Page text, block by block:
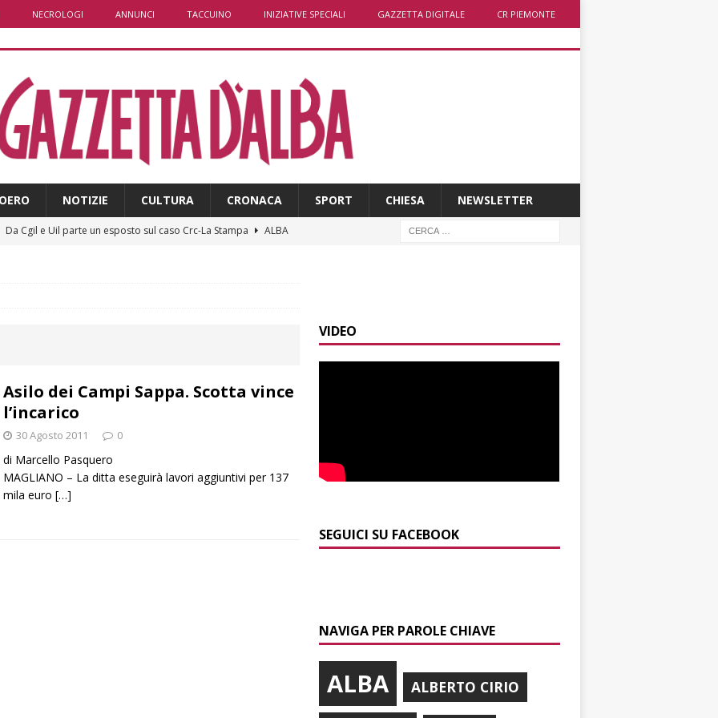
NECROLOGI ANNUNCI TACCUINO INIZIATIVE SPECIALI GAZZETTA DIGITALE CR PIEMONTE
NOTIZIE CULTURA CRONACA SPORT CHIESA NEWSLETTER
Da Cgil e Uil parte un esposto sul caso Crc-La Stampa
ALBA
Rotary Club Bra: arriva il “Premio per l’Eccellenza”
Caso Galeasso in Comune ad Alba, per la Lega le dimissioni
Asilo dei Campi Sappa. Scotta vince
l’incarico
30 Agosto 2011 0
di Marcello Pasquero
MAGLIANO – La ditta eseguirà lavori aggiuntivi per 137
mila euro […]
VIDEO
SEGUICI SU FACEBOOK
NAVIGA PER PAROLE CHIAVE
ALBA ALBERTO CIRIO